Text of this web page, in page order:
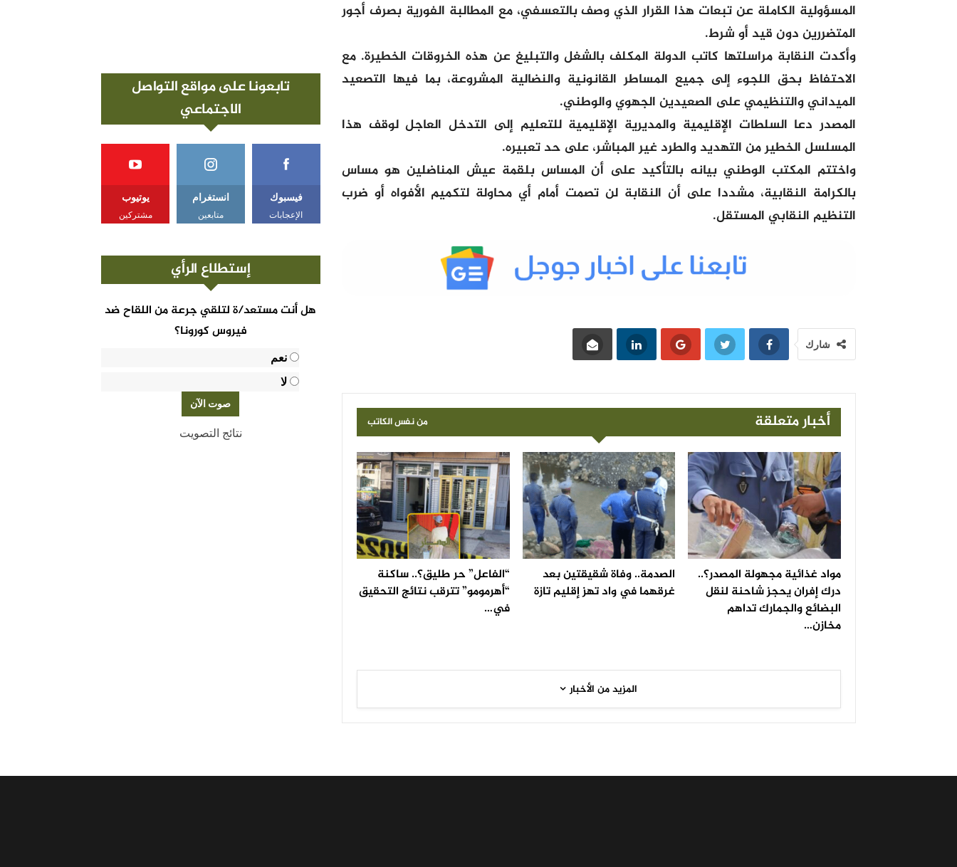
المسؤولية الكاملة عن تبعات هذا القرار الذي وصف بالتعسفي، مع المطالبة الفورية بصرف أجور
المتضررين دون قيد أو شرط.
وأكدت النقابة مراسلتها كاتب الدولة المكلف بالشغل والتبليغ عن هذه الخروقات الخطيرة. مع
الاحتفاظ بحق اللجوء إلى جميع المساطر القانونية والنضالية المشروعة، بما فيها التصعيد
الميداني والتنظيمي على الصعيدين الجهوي والوطني.
المصدر دعا السلطات الإقليمية والمديرية الإقليمية للتعليم إلى التدخل العاجل لوقف هذا
المسلسل الخطير من التهديد والطرد غير المباشر، على حد تعبيره.
واختتم المكتب الوطني بيانه بالتأكيد على أن المساس بلقمة عيش المناضلين هو مساس
بالكرامة النقابية، مشددا على أن النقابة لن تصمت أمام أي محاولة لتكميم الأفواه أو ضرب
التنظيم النقابي المستقل.
شارك
أخبار متعلقة من نفس الكاتب
مواد غذائية مجهولة المصدر؟..
درك إفران يحجز شاحنة لنقل
البضائع والجمارك تداهم
مخازن…
الصدمة.. وفاة شقيقتين بعد
غرقهما في واد تهز إقليم تازة
“الفاعل” حر طليق؟.. ساكنة
“أهرمومو” تترقب نتائج التحقيق
في…
المزيد من الأخبار
تابعونا على مواقع التواصل
الاجتماعي
فيسبوك
الإعجابات
انستغرام
متابعين
يوتيوب
مشتركين
إستطلاع الرأي
هل أنت مستعد/ة لتلقي جرعة من اللقاح ضد
فيروس كورونا؟
نعم
لا
نتائج التصويت